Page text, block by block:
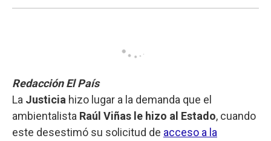
Redacción El País
La Justicia hizo lugar a la demanda que el
ambientalista Raúl Viñas le hizo al Estado, cuando
este desestimó su solicitud de acceso a la